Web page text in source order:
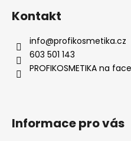
Kontakt
info@profikosmetika.cz
603 501 143
PROFIKOSMETIKA na
Informace pro vás